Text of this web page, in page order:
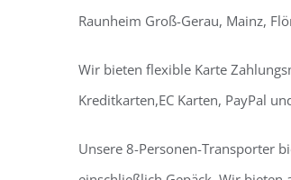
Raunheim Groß-Gerau, Mainz,
Wir bieten flexible Karte
Kreditkarten,EC Karten, PayPal
Unsere 8-Personen-Transporter